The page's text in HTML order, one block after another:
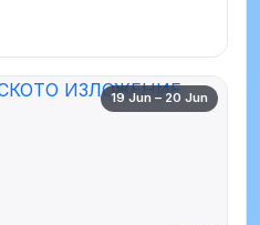
19 Jun – 20 Jun